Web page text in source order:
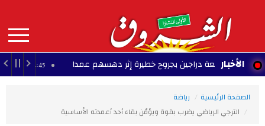
contenu
principal
MAIN
NAVIGATION الأخبار
أربعة دراجين بجروح خطيرة إثر دهسهم عمدا 21:45 - 2026/08/08
الصفحة الرئيسية
رياضة
الترجي الرياضي يضرب بقوة ويؤمّن بقاء أحد أعمدته الأساسية